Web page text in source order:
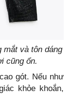
mắt và tôn dáng
cũng ổn.
gót. Nếu như
khỏe khoắn,